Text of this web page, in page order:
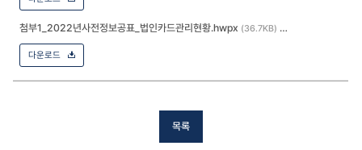
첨부1_2022년사전정보공표_법인카드관리현황.hwpx (36.7KB)
다운로드
목록